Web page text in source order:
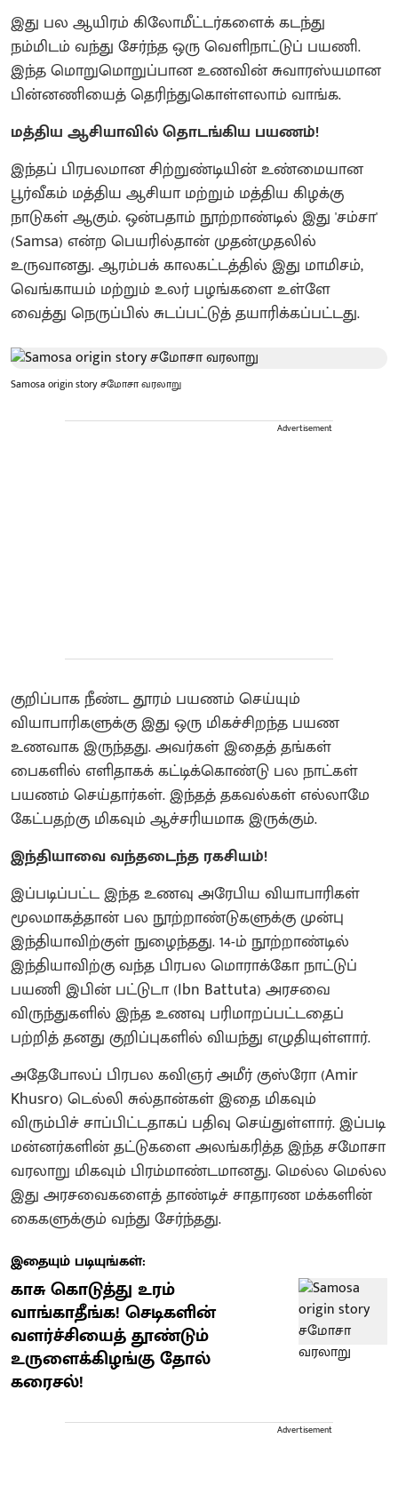
இது பல ஆயிரம் கிலோமீட்டர்களைக் கடந்து
நம்மிடம் வந்து சேர்ந்த ஒரு வெளிநாட்டுப் பயணி.
இந்த மொறுமொறுப்பான உணவின் சுவாரஸ்யமான
பின்னணியைத் தெரிந்துகொள்ளலாம் வாங்க.
மத்திய ஆசியாவில் தொடங்கிய பயணம்!
இந்தப் பிரபலமான சிற்றுண்டியின் உண்மையான
பூர்வீகம் மத்திய ஆசியா மற்றும் மத்திய கிழக்கு
நாடுகள் ஆகும். ஒன்பதாம் நூற்றாண்டில் இது 'சம்சா'
(Samsa) என்ற பெயரில்தான் முதன்முதலில்
உருவானது. ஆரம்பக் காலகட்டத்தில் இது மாமிசம்,
வெங்காயம் மற்றும் உலர் பழங்களை உள்ளே
வைத்து நெருப்பில் சுடப்பட்டுத் தயாரிக்கப்பட்டது.
Samosa origin story சமோசா வரலாறு
Advertisement
குறிப்பாக நீண்ட தூரம் பயணம் செய்யும்
வியாபாரிகளுக்கு இது ஒரு மிகச்சிறந்த பயண
உணவாக இருந்தது. அவர்கள் இதைத் தங்கள்
பைகளில் எளிதாகக் கட்டிக்கொண்டு பல நாட்கள்
பயணம் செய்தார்கள். இந்தத் தகவல்கள் எல்லாமே
கேட்பதற்கு மிகவும் ஆச்சரியமாக இருக்கும்.
இந்தியாவை வந்தடைந்த ரகசியம்!
இப்படிப்பட்ட இந்த உணவு அரேபிய வியாபாரிகள்
மூலமாகத்தான் பல நூற்றாண்டுகளுக்கு முன்பு
இந்தியாவிற்குள் நுழைந்தது. 14-ம் நூற்றாண்டில்
இந்தியாவிற்கு வந்த பிரபல மொராக்கோ நாட்டுப்
பயணி இபின் பட்டுடா (Ibn Battuta) அரசவை
விருந்துகளில் இந்த உணவு பரிமாறப்பட்டதைப்
பற்றித் தனது குறிப்புகளில் வியந்து எழுதியுள்ளார்.
அதேபோலப் பிரபல கவிஞர் அமீர் குஸ்ரோ (Amir
Khusro) டெல்லி சுல்தான்கள் இதை மிகவும்
விரும்பிச் சாப்பிட்டதாகப் பதிவு செய்துள்ளார். இப்படி
மன்னர்களின் தட்டுகளை அலங்கரித்த இந்த சமோசா
வரலாறு மிகவும் பிரம்மாண்டமானது. மெல்ல மெல்ல
இது அரசவைகளைத் தாண்டிச் சாதாரண மக்களின்
கைகளுக்கும் வந்து சேர்ந்தது.
இதையும் படியுங்கள்:
காசு கொடுத்து உரம்
வாங்காதீங்க! செடிகளின்
வளர்ச்சியைத் தூண்டும்
உருளைக்கிழங்கு தோல்
கரைசல்!
Advertisement